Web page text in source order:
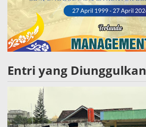
Entri yang Diunggulkan